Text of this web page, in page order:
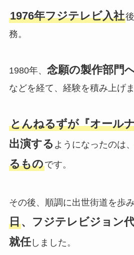
1976年フジテレビ入社
務。
1980年、 念願の製作部門
などを経て、経験を積み上げま
とんねるずが『オール
出演する ようになったのは、
るものです。
その後、順調に出世街道を歩み
日、フジテレビジョン
就任しました。